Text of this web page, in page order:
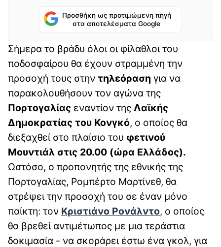
Προσθήκη ως προτιμώμενη πηγή
στα αποτελέσματα Google
Σήμερα το βράδυ όλοι οι φίλαθλοι του
ποδοσφαίρου θα έχουν στραμμένη την
προσοχή τους στην τηλεόραση για να
παρακολουθήσουν τον αγώνα της
Πορτογαλίας εναντίον της Λαϊκής
Δημοκρατίας του Κονγκό, ο οποίος θα
διεξαχθεί στο πλαίσιο του φετινού
Μουντιάλ στις 20.00 (ώρα Ελλάδος).
Ωστόσο, ο προπονητής της εθνικής της
Πορτογαλίας, Ρομπέρτο Μαρτίνεθ, θα
στρέψει την προσοχή του σε έναν μόνο
παίκτη: τον Κριστιάνο Ρονάλντο, ο οποίος
θα βρεθεί αντιμέτωπος με μια τεράστια
δοκιμασία - να σκοράρει έστω ένα γκολ, για